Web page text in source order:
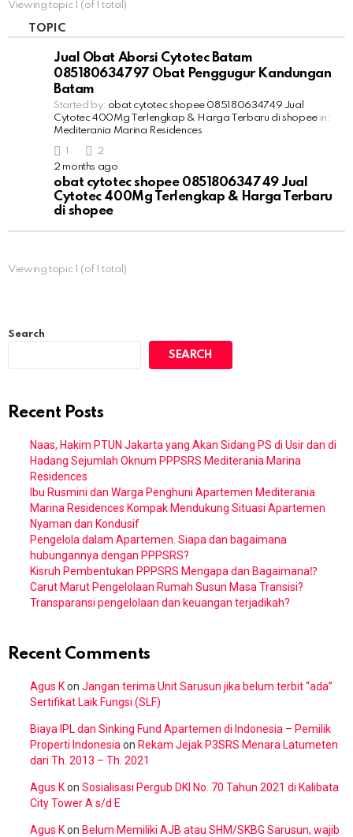
c
f
Viewing topic 1 (of 1 total)
TOPIC
Jual Obat Aborsi Cytotec Batam
085180634797 Obat Penggugur Kandungan
Batam
Started by: obat cytotec shopee 085180634749 Jual
Cytotec 400Mg Terlengkap & Harga Terbaru di shopee in:
Mediterania Marina Residences
1
2
2 months ago
obat cytotec shopee 085180634749 Jual
Cytotec 400Mg Terlengkap & Harga Terbaru
di shopee
Viewing topic 1 (of 1 total)
Search
SEARCH
Recent Posts
Naas, Hakim PTUN Jakarta yang Akan Sidang PS di Usir dan di
Hadang Sejumlah Oknum PPPSRS Mediterania Marina
Residences
Ibu Rusmini dan Warga Penghuni Apartemen Mediterania
Marina Residences Kompak Mendukung Situasi Apartemen
Nyaman dan Kondusif
Pengelola dalam Apartemen. Siapa dan bagaimana
hubungannya dengan PPPSRS?
Kisruh Pembentukan PPPSRS Mengapa dan Bagaimana⁉️
Carut Marut Pengelolaan Rumah Susun Masa Transisi?
Transparansi pengelolaan dan keuangan terjadikah?
Recent Comments
Agus Kon Jangan terima Unit Sarusun jika belum terbit “ada”
Sertifikat Laik Fungsi (SLF)
Biaya IPL dan Sinking Fund Apartemen di Indonesia – Pemilik
Properti Indonesia on Rekam Jejak P3SRS Menara Latumeten
dari Th. 2013 – Th. 2021
Agus Kon Sosialisasi Pergub DKI No. 70 Tahun 2021 di Kalibata
City Tower A s/d E
Agus Kon Belum Memiliki AJB atau SHM/SKBG Sarusun, wajib